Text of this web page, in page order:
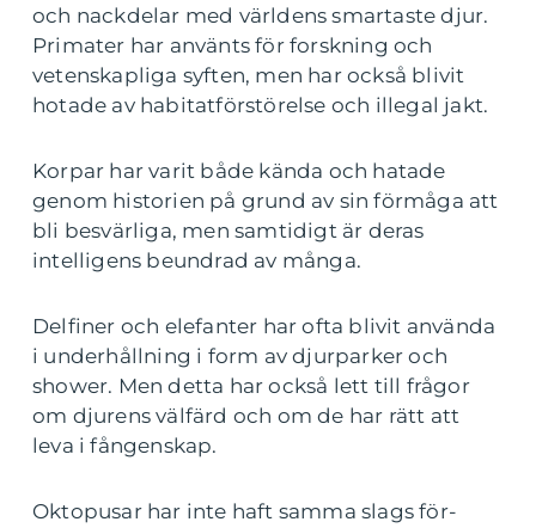
och nackdelar med världens smartaste djur.
Primater har använts för forskning och
vetenskapliga syften, men har också blivit
hotade av habitatförstörelse och illegal jakt.
Korpar har varit både kända och hatade
genom historien på grund av sin förmåga att
bli besvärliga, men samtidigt är deras
intelligens beundrad av många.
Delfiner och elefanter har ofta blivit använda
i underhållning i form av djurparker och
shower. Men detta har också lett till frågor
om djurens välfärd och om de har rätt att
leva i fångenskap.
Oktopusar har inte haft samma slags för-